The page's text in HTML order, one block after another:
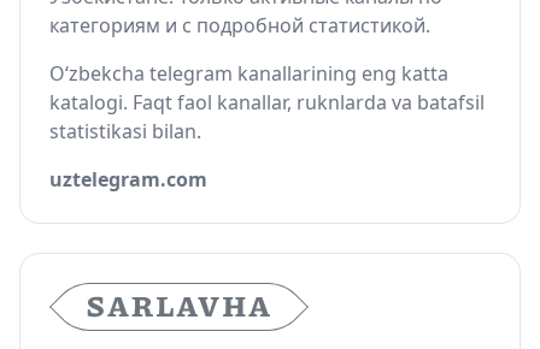
категориям и с подробной статистикой.
O‘zbekcha telegram kanallarining eng katta
katalogi. Faqt faol kanallar, ruknlarda va batafsil
statistikasi bilan.
uztelegram.com